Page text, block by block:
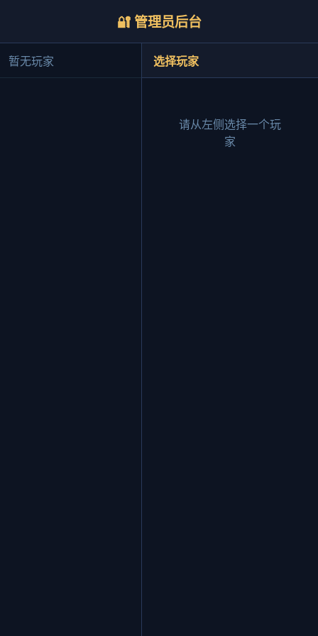
🔐 管理员后台
暂无玩家 选择玩家
请从左侧选择一个玩
家